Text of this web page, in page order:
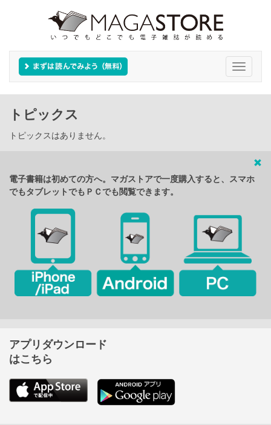
Toggle
トピックス
トピックスはありません。
電子書籍は初めての方へ。マガストアで一度購入すると、スマホ
でもタブレットでもＰＣでも閲覧できます。
アプリダウンロード
はこちら